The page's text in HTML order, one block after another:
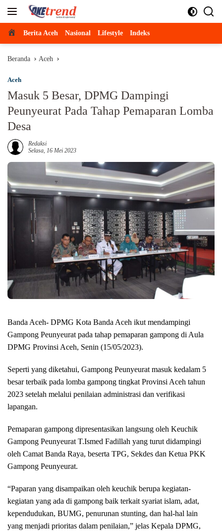
Beranda
Berita Aceh Nasional Lifestyle Indeks
Beranda Aceh
Aceh
Masuk 5 Besar, DPMG Dampingi
Peunyeurat Pada Tahap Pemaparan Lomba
Desa
Redaksi
Selasa, 16 Mei 2023
Banda Aceh- DPMG Kota Banda Aceh ikut mendampingi
Gampong Peunyeurat pada tahap pemaparan gampong di Aula
DPMG Provinsi Aceh, Senin (15/05/2023).
Seperti yang diketahui, Gampong Peunyeurat masuk kedalam 5
besar terbaik pada lomba gampong tingkat Provinsi Aceh tahun
2023 setelah melalui penilaian administrasi dan verifikasi
lapangan.
Pemaparan gampong dipresentasikan langsung oleh Keuchik
Gampong Peunyeurat T.Ismed Fadillah yang turut didampingi
oleh Camat Banda Raya, beserta TPG, Sekdes dan Ketua PKK
Gampong Peunyeurat.
“Paparan yang disampaikan oleh keuchik berupa kegiatan-
kegiatan yang ada di gampong baik terkait syariat islam, adat,
kependudukan, BUMG, penurunan stunting, dan hal-hal lain
yang menjadi prioritas dalam penilaian,” jelas Kepala DPMG,